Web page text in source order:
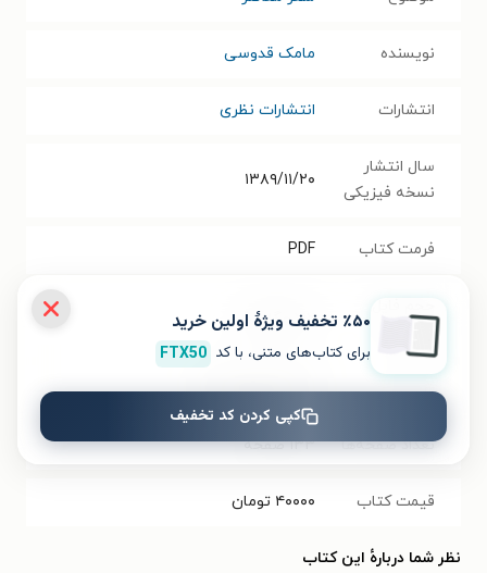
نویسنده مامک قدوسی
انتشارات انتشارات نظری
سال انتشار
نسخه فیزیکی
۱۳۸۹/۱۱/۲۰
فرمت کتاب PDF
۱.۱۲ مگابایت
شابک ۹۷۸۹۶۴۲۸۹۷۶۴۳
تعداد صفحه‌ها ۱۳۳ صفحه
قیمت کتاب ۴۰۰۰۰ تومان
نظر شما دربارهٔ این کتاب
٪۵۰ تخفیف ویژۀ اولین خرید
برای کتاب‌های متنی، با کد FTX50
کپی کردن کد تخفیف